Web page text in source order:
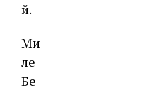
й.
Ми
ле
Бе